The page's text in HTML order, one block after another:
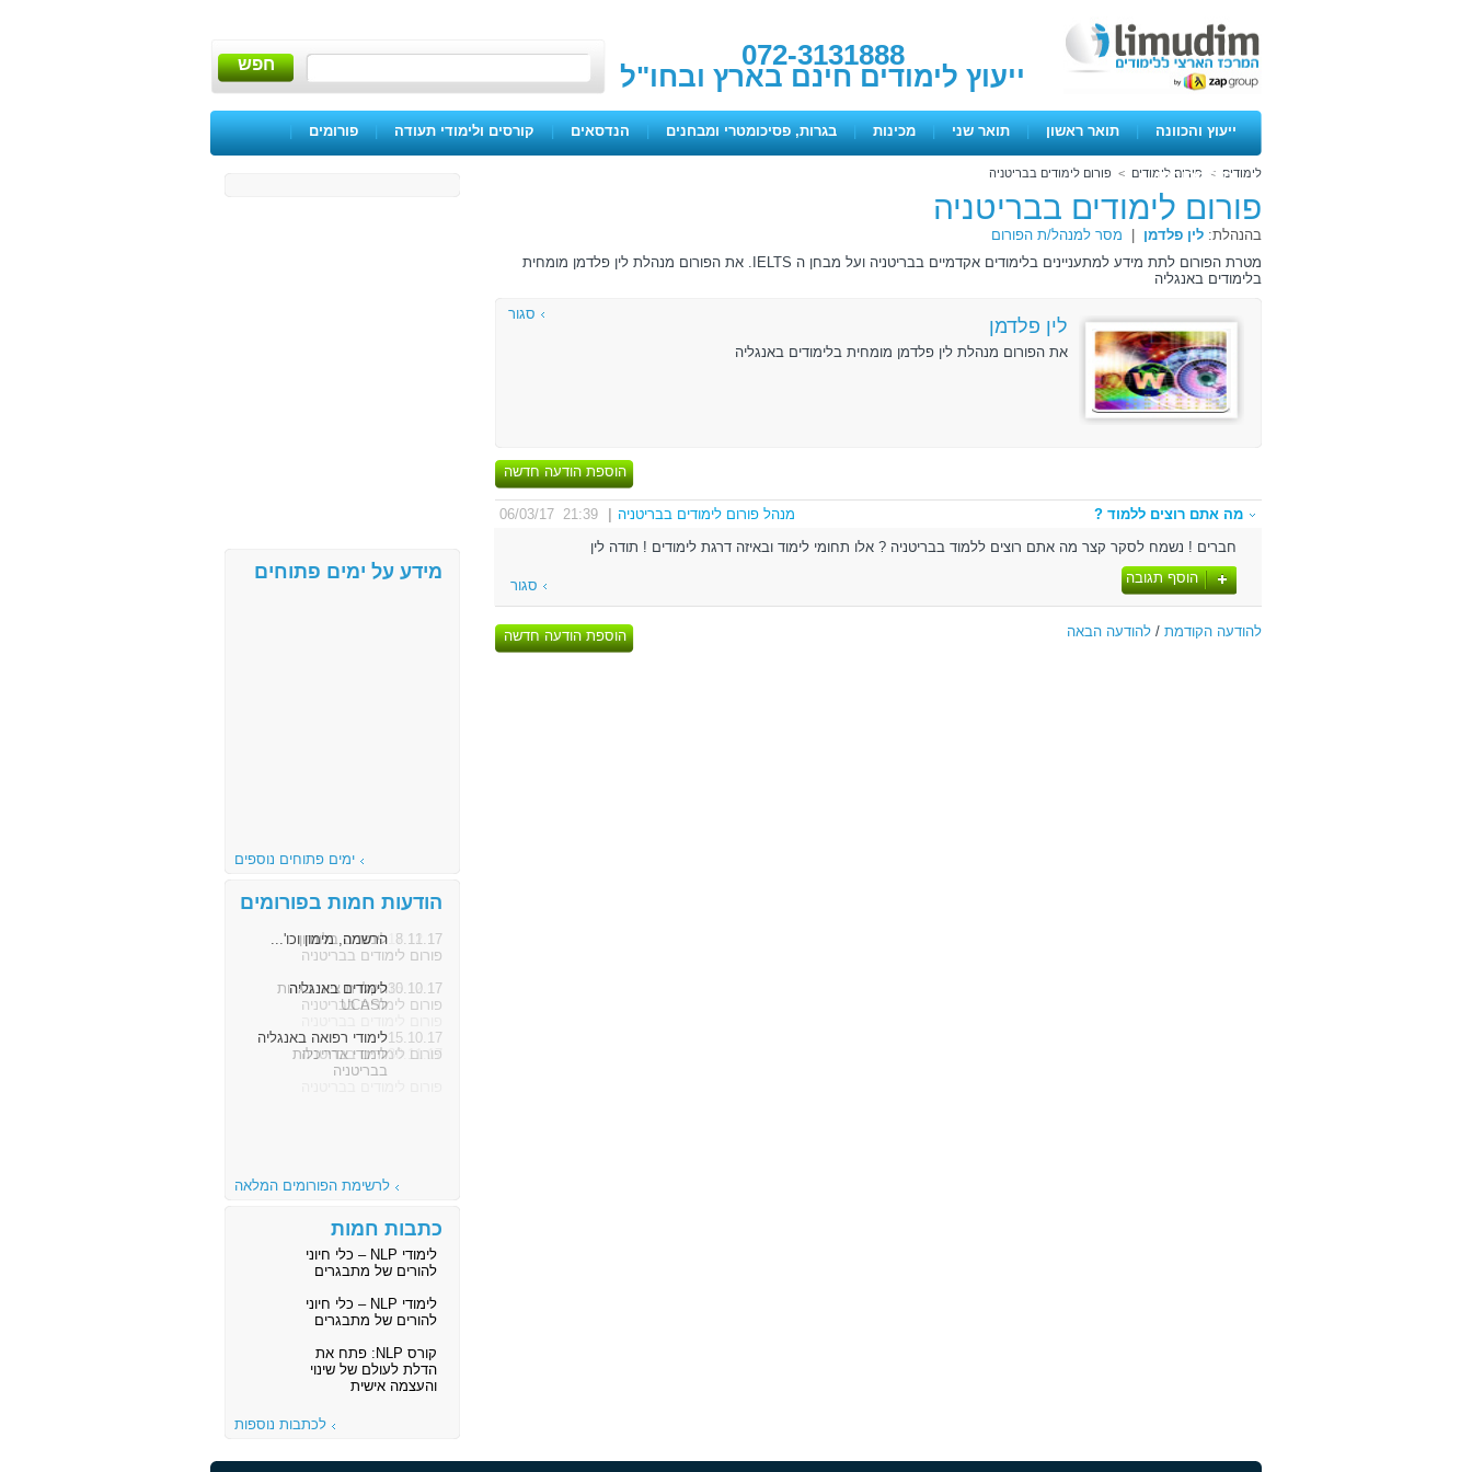
072-3131888
ייעוץ לימודים חינם בארץ ובחו"ל חפש
ייעוץ והכוונה | תואר ראשון | תואר שני | מכינות | בגרות, פסיכומטרי ומבחנים | הנדסאים | קורסים ולימודי תעודה | פורומים |
ימים פתוחיםלימודים > פורום לימודים > פורום לימודים בבריטניה
פורום לימודים בבריטניה
בהנהלת: לין פלדמן
מסר למנהל/ת הפורום
מטרת הפורום לתת מידע למתעניינים בלימודים אקדמיים בבריטניה ועל מבחן ה IELTS. את הפורום מנהלת לין פלדמן מומחית
בלימודים באנגליה
לין פלדמן
את הפורום מנהלת לין פלדמן מומחית בלימודים באנגליה
סגור
הוספת הודעה חדשה
מה אתם רוצים ללמוד ? מנהל פורום לימודים בבריטניה
21:39 06/03/17
חברים ! נשמח לסקר קצר מה אתם רוצים ללמוד בבריטניה ? אלו תחומי לימוד ובאיזה דרגת לימודים ! תודה לין
הוסף תגובה
סגור
הוספת הודעה חדשה להודעה הקודמת / להודעה הבאה
מידע על ימים פתוחים
ימים פתוחים נוספים
הודעות חמות בפורומים
8.11.17 הרשמה, מימון וכו'...
פורום לימודים בבריטניה
30.10.17לימודים באנגליה
פורום לימודים בבריטניה
15.10.17לימודי רפואה באנגליה
פורום לימודים בבריטניה
לרשימת הפורומים המלאה
כתבות חמות
לימודי NLP – כלי חיוני
להורים של מתבגרים
לימודי NLP – כלי חיוני
להורים של מתבגרים
קורס NLP: פתח את
הדלת לעולם של שינוי
והעצמה אישית
לכתבות נוספות